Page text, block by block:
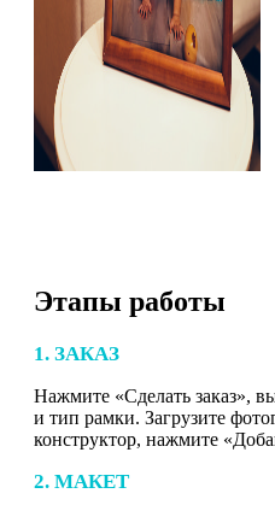
Этапы работы
1. ЗАКАЗ
Нажмите «Сделать заказ»,
и тип рамки. Загрузите
конструктор, нажмите
2. МАКЕТ